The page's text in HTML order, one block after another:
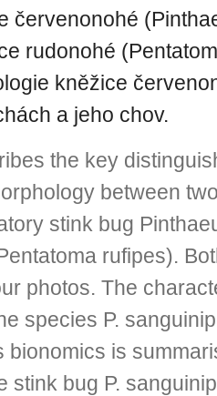
červenonohé
rudonohé
kněžice
a jeho chov.
the key
between
stink bug
rufipes).
photos. The
species P.
bionomics is
stink bug P.